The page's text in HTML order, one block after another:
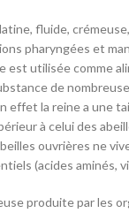
fluide,
pharyngées et
est utilisée comme
de
effet la reine a une
à celui des
ouvrières ne
(acides aminés,
produite par les